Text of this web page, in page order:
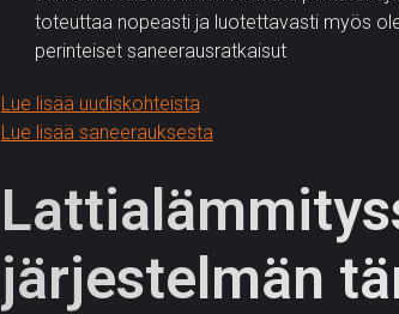
toteuttaa nopeasti ja luotettavasti myös
perinteiset saneerausratkaisut
Lue lisää uudiskohteista
Lue lisää saneerauksesta
järjestelmän